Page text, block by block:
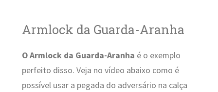
Armlock da Guarda-Aranha
O Armlock da Guarda-Aranha é o exemplo
perfeito disso. Veja no vídeo abaixo como é
possível usar a pegada do adversário na calça